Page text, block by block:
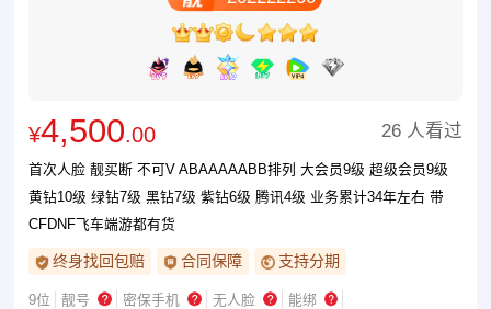
¥4,500.00 26 人看过
首次人脸 靓买断 不可V ABAAAAABB排列 大会员9级 超级会员9级
黄钻10级 绿钻7级 黑钻7级 紫钻6级 腾讯4级 业务累计34年左右 带
CFDNF飞车端游都有货
终身找回包赔 合同保障 支持分期
9位 靓号 密保手机 无人脸 能绑